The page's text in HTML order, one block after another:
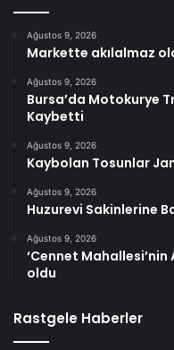
Ağustos 9, 2026
Markette akılalmaz
Ağustos 9, 2026
Bursa’da Motokurye
Kaybetti
Ağustos 9, 2026
Kaybolan Tosunlar
Ağustos 9, 2026
Huzurevi Sakinlerine
Ağustos 9, 2026
‘Cennet Mahallesi’nin
oldu
Rastgele Haberler